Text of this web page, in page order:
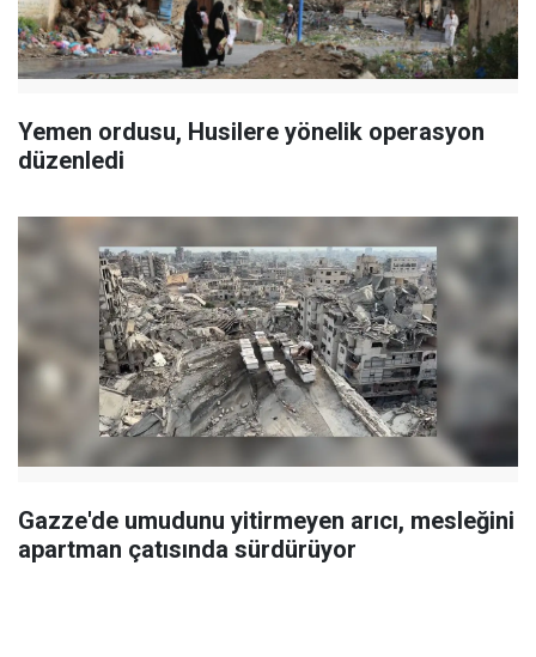
Yemen ordusu, Husilere yönelik operasyon
düzenledi
Gazze'de umudunu yitirmeyen arıcı, mesleğini
apartman çatısında sürdürüyor